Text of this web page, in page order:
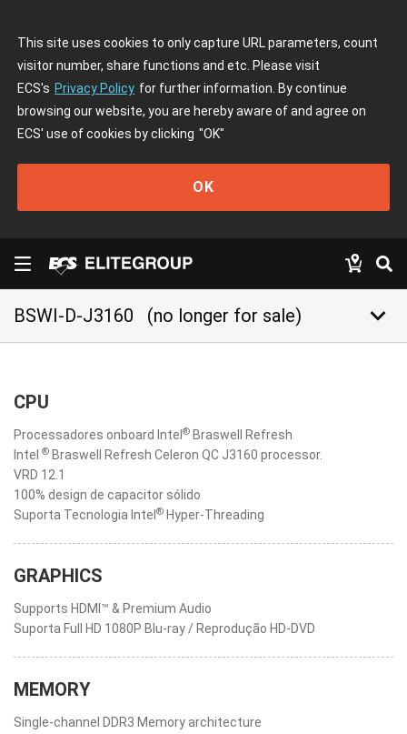
This site uses cookies to only capture URL parameters, count
visitor number, share functions and etc. Please visit
ECS's Privacy Policy for further information. By continue
browsing our website, you are hereby aware of and agree on
ECS' use of cookies by clicking "OK"
OK
BSWI-D-J3160 (no longer for sale) keyboard_arrow_down
CPU
Processadores onboard Intel ® Braswell Refresh
Intel ® Braswell Refresh Celeron QC J3160 processor.
VRD 12.1
100% design de capacitor sólido
Suporta Tecnologia Intel ® Hyper-Threading
GRAPHICS
Supports HDMI™ & Premium Audio
Suporta Full HD 1080P Blu-ray / Reprodução HD-DVD
MEMORY
Single-channel DDR3 Memory architecture